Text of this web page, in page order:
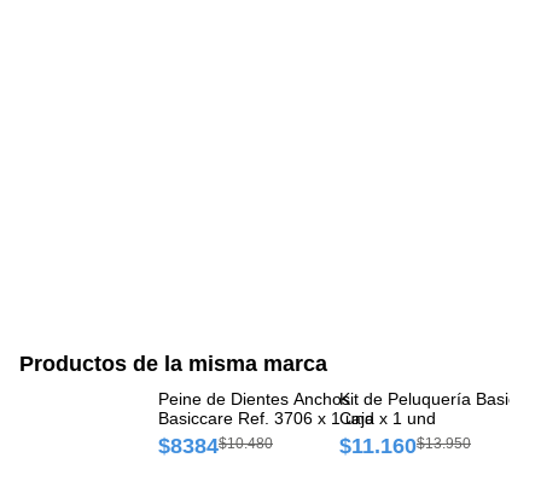
Productos de la misma marca
Peine de Dientes Anchos
Basiccare Ref. 3706 x 1 und
$8384$10.480
Kit de Peluquería
Caja x 1 und
$11.160$13.950